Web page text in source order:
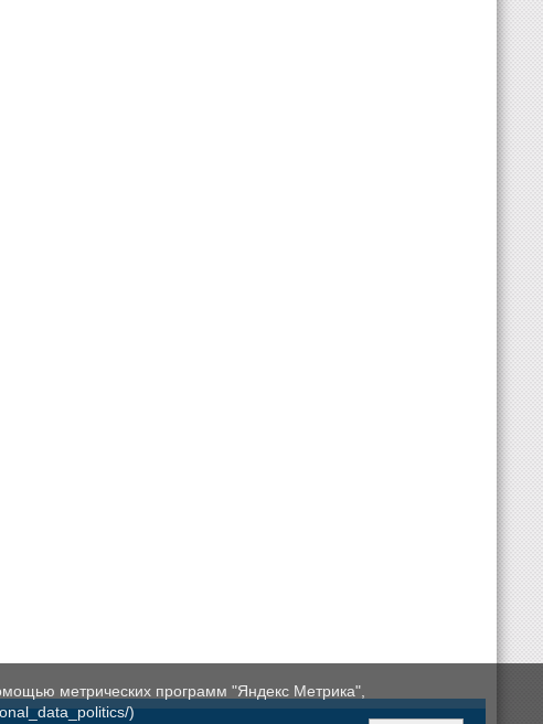
метрических программ "Яндекс Метрика",
)